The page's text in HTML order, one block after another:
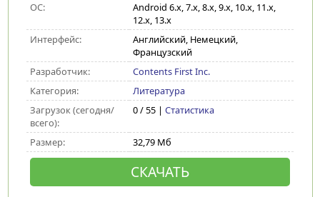
ОС:
Android 6.x, 7.x, 8.x, 9.x, 10.x, 11.x,
12.x, 13.x
Интерфейс:
Английский, Немецкий,
Французский
Разработчик:
Contents First Inc.
Категория:
Литература
Загрузок (сегодня/
всего):
0 / 55 | Статистика
Размер: 32,79 Мб
СКАЧАТЬ